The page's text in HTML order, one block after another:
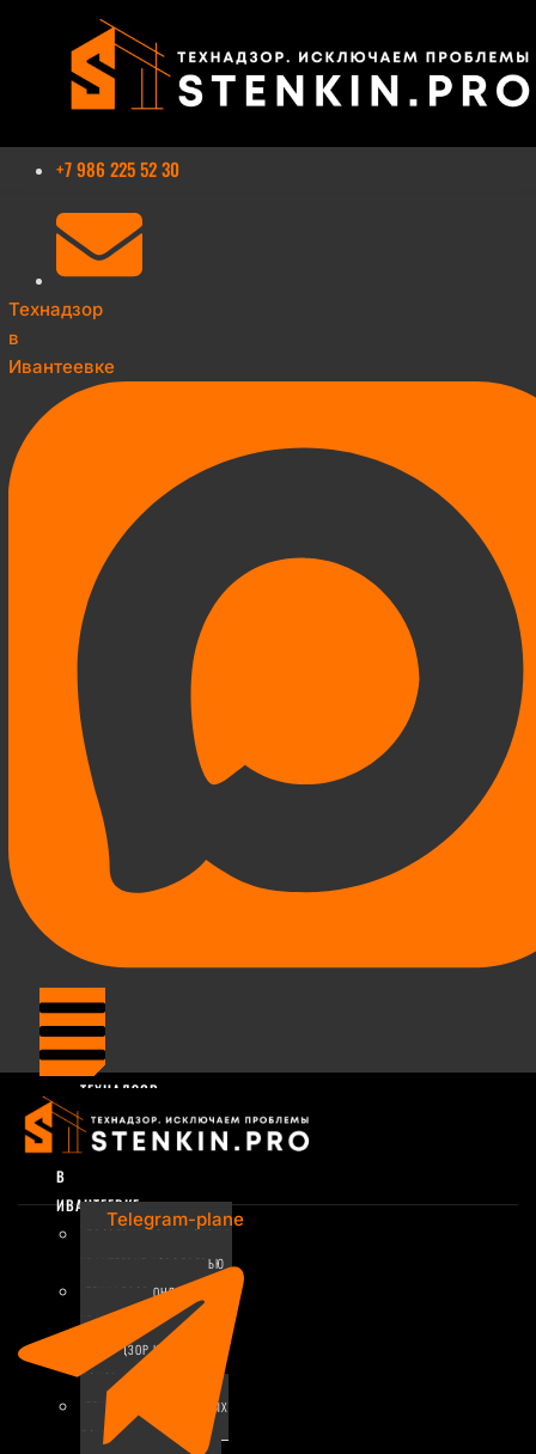
содержимому
+7 986 225 52 30
Технадзор
в
Ивантеевке
ТЕХНАДЗОР
ЗА
СТРОИТЕЛЬСТВОМ
В
ИВАНТЕЕВКЕ
ПРОВЕРКА ДОМА И ОКОН В
ИВАНТЕЕВКЕ АЭРОДВЕРЬЮ
ТЕХНАДЗОР ОНЛАЙН В
ИВАНТЕЕВКЕ
ТЕХНАДЗОР КАРКАСНЫХ
ДОМОВ
ТЕХНАДЗОР МОНОЛИТНЫХ
ДОМОВ
Telegram-plane